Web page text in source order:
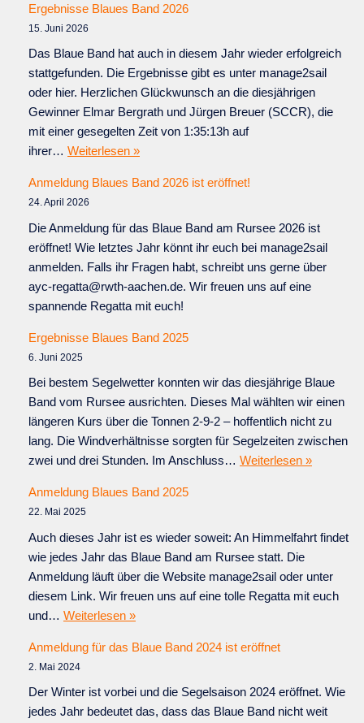
Ergebnisse Blaues Band 2026
15. Juni 2026
Das Blaue Band hat auch in diesem Jahr wieder erfolgreich
stattgefunden. Die Ergebnisse gibt es unter manage2sail
oder hier. Herzlichen Glückwunsch an die diesjährigen
Gewinner Elmar Bergrath und Jürgen Breuer (SCCR), die
mit einer gesegelten Zeit von 1:35:13h auf
ihrer… Weiterlesen »
Anmeldung Blaues Band 2026 ist eröffnet!
24. April 2026
Die Anmeldung für das Blaue Band am Rursee 2026 ist
eröffnet! Wie letztes Jahr könnt ihr euch bei manage2sail
anmelden. Falls ihr Fragen habt, schreibt uns gerne über
ayc-regatta@rwth-aachen.de. Wir freuen uns auf eine
spannende Regatta mit euch!
Ergebnisse Blaues Band 2025
6. Juni 2025
Bei bestem Segelwetter konnten wir das diesjährige Blaue
Band vom Rursee ausrichten. Dieses Mal wählten wir einen
längeren Kurs über die Tonnen 2-9-2 – hoffentlich nicht zu
lang. Die Windverhältnisse sorgten für Segelzeiten zwischen
zwei und drei Stunden. Im Anschluss… Weiterlesen »
Anmeldung Blaues Band 2025
22. Mai 2025
Auch dieses Jahr ist es wieder soweit: An Himmelfahrt findet
wie jedes Jahr das Blaue Band am Rursee statt. Die
Anmeldung läuft über die Website manage2sail oder unter
diesem Link. Wir freuen uns auf eine tolle Regatta mit euch
und… Weiterlesen »
Anmeldung für das Blaue Band 2024 ist eröffnet
2. Mai 2024
Der Winter ist vorbei und die Segelsaison 2024 eröffnet. Wie
jedes Jahr bedeutet das, dass das Blaue Band nicht weit